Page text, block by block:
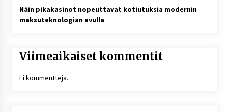
Näin pikakasinot nopeuttavat kotiutuksia modernin
maksuteknologian avulla
Viimeaikaiset kommentit
Ei kommentteja.